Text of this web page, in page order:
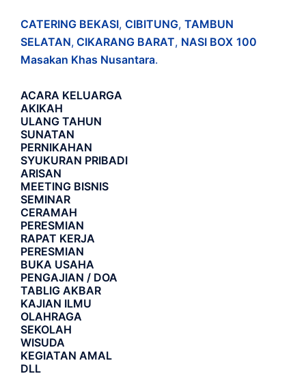
CATERING BEKASI, CIBITUNG, TAMBUN
SELATAN, CIKARANG BARAT, NASI BOX 100
Masakan Khas Nusantara.
ACARA KELUARGA
AKIKAH
ULANG TAHUN
SUNATAN
PERNIKAHAN
SYUKURAN PRIBADI
ARISAN
MEETING BISNIS
SEMINAR
CERAMAH
PERESMIAN
RAPAT KERJA
PERESMIAN
BUKA USAHA
PENGAJIAN / DOA
TABLIG AKBAR
KAJIAN ILMU
OLAHRAGA
SEKOLAH
WISUDA
KEGIATAN AMAL
DLL